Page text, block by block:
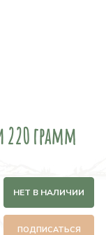
220 грамм
НЕТ В НАЛИЧИИ
ПОДПИСАТЬСЯ